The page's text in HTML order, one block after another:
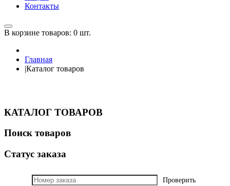
Контакты
В корзине товаров: 0 шт.
Главная
|Каталог товаров
КАТАЛОГ ТОВАРОВ
Поиск товаров
Статус заказа
Проверить